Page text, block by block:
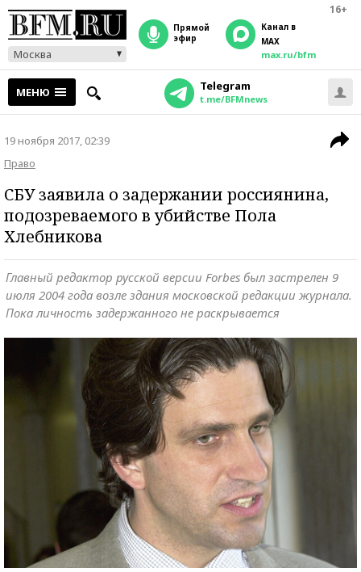
16+
Москва
прямой
эфир
Канал в
MAX
max.ru/bfm
МЕНЮ Telegram
t.me/BFMnews
19 ноября 2017, 02:39
Право
СБУ заявила о задержании россиянина,
подозреваемого в убийстве Пола
Хлебникова
Главный редактор русской версии Forbes был застрелен 9
июля 2004 года возле здания московской редакции журнала.
Пока личность задержанного не раскрывается